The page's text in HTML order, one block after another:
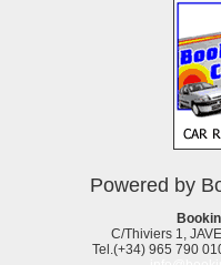
Powered by
C/Thiviers 1,
Tel.(+34) 965 790